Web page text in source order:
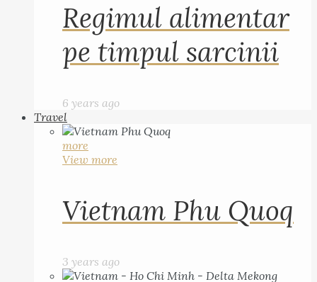
Regimul alimentar
pe timpul sarcinii
6 years ago
Travel
more
View more
Vietnam Phu Quoq
3 years ago